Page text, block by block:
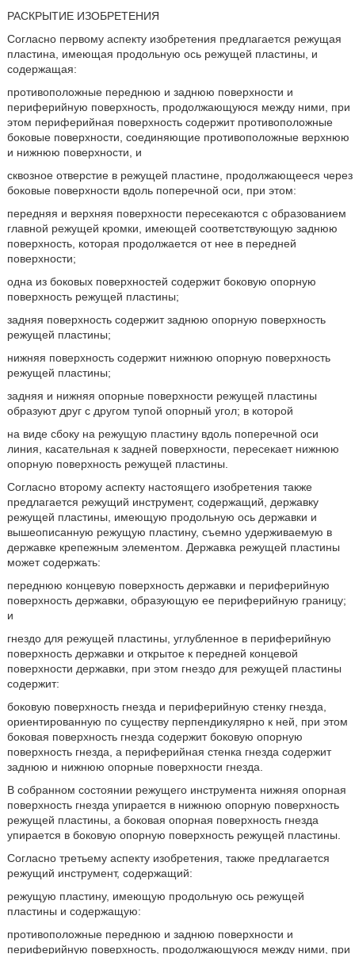
РАСКРЫТИЕ ИЗОБРЕТЕНИЯ
Согласно первому аспекту изобретения предлагается режущая
пластина, имеющая продольную ось режущей пластины, и
содержащая:
противоположные переднюю и заднюю поверхности и
периферийную поверхность, продолжающуюся между ними, при
этом периферийная поверхность содержит противоположные
боковые поверхности, соединяющие противоположные верхнюю
и нижнюю поверхности, и
сквозное отверстие в режущей пластине, продолжающееся через
боковые поверхности вдоль поперечной оси, при этом:
передняя и верхняя поверхности пересекаются с образованием
главной режущей кромки, имеющей соответствующую заднюю
поверхность, которая продолжается от нее в передней
поверхности;
одна из боковых поверхностей содержит боковую опорную
поверхность режущей пластины;
задняя поверхность содержит заднюю опорную поверхность
режущей пластины;
нижняя поверхность содержит нижнюю опорную поверхность
режущей пластины;
задняя и нижняя опорные поверхности режущей пластины
образуют друг с другом тупой опорный угол; в которой
на виде сбоку на режущую пластину вдоль поперечной оси
линия, касательная к задней поверхности, пересекает нижнюю
опорную поверхность режущей пластины.
Согласно второму аспекту настоящего изобретения также
предлагается режущий инструмент, содержащий, державку
режущей пластины, имеющую продольную ось державки и
вышеописанную режущую пластину, съемно удерживаемую в
державке крепежным элементом. Державка режущей пластины
может содержать:
переднюю концевую поверхность державки и периферийную
поверхность державки, образующую ее периферийную границу;
и
гнездо для режущей пластины, углубленное в периферийную
поверхность державки и открытое к передней концевой
поверхности державки, при этом гнездо для режущей пластины
содержит:
боковую поверхность гнезда и периферийную стенку гнезда,
ориентированную по существу перпендикулярно к ней, при этом
боковая поверхность гнезда содержит боковую опорную
поверхность гнезда, а периферийная стенка гнезда содержит
заднюю и нижнюю опорные поверхности гнезда.
В собранном состоянии режущего инструмента нижняя опорная
поверхность гнезда упирается в нижнюю опорную поверхность
режущей пластины, а боковая опорная поверхность гнезда
упирается в боковую опорную поверхность режущей пластины.
Согласно третьему аспекту изобретения, также предлагается
режущий инструмент, содержащий:
режущую пластину, имеющую продольную ось режущей
пластины и содержащую:
противоположные переднюю и заднюю поверхности и
периферийную поверхность, продолжающуюся между ними, при